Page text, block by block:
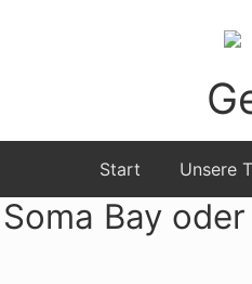
Get
Your
Start Unsere
Bay